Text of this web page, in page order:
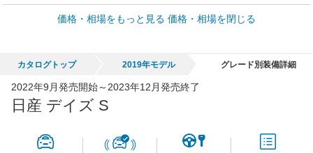
車買取価格 *
車買取相場
45,550円
価格・相場をもっと見る 価格・相場を閉じる
カタログトップ 2019年モデル グレード別装備詳細
2022年9月発売開始～2023年12月発売終了
日産 デイズ S